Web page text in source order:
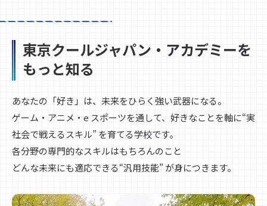
東京クールジャパン・アカデミーを
もっと知る
あなたの「好き」は、未来をひらく強い武器になる。
ゲーム・アニメ・e スポーツを通して、好きなことを軸に“実
社会で戦えるスキル” を育てる学校です。
各分野の専門的なスキルはもちろんのこと
どんな未来にも適応できる“汎用技能” が身につきます。